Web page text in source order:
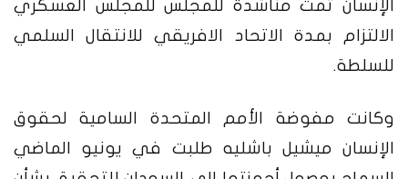
الإنسان تمت مناشدة للمجلس للمجلس العسكري
الالتزام بمدة الاتحاد الافريقي للانتقال السلمي
للسلطة.
وكانت مفوضة الأمم المتحدة السامية لحقوق
الإنسان ميشيل باشليه طلبت في يونيو الماضي